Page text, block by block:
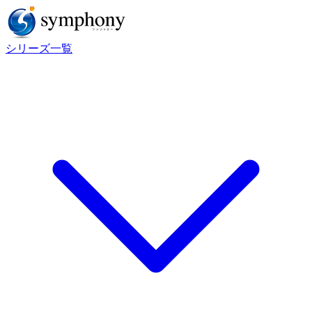
シリーズ一覧